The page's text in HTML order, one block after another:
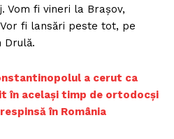
Vom fi vineri la Braşov,
fi lansări peste tot, pe
Drulă.
a cerut ca
în același timp de ortodocși
în România